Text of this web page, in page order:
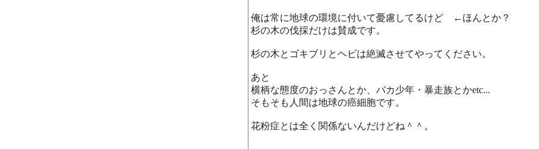
俺は常に地球の環境に付いて憂慮してるけど ←ほんとか？
杉の木の伐採だけは賛成です。
杉の木とゴキブリとヘビは絶滅させてやってください。
あと
横柄な態度のおっさんとか、バカ少年・暴走族とかetc...
そもそも人間は地球の癌細胞です。
花粉症とは全く関係ないんだけどね＾＾。